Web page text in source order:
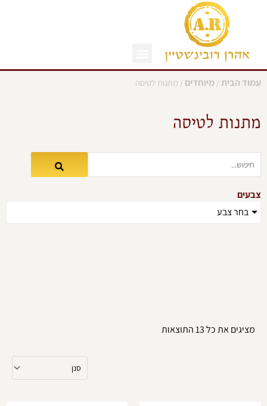
עמוד הבית/ מיוחדים / מתנות לטיסה
מתנות לטיסה
צבעים
בחר צבע
מציגים את כל ⁦13⁩ התוצאות